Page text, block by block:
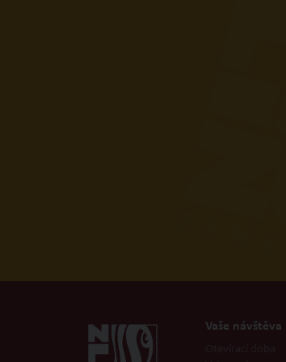
Vaše návštěva